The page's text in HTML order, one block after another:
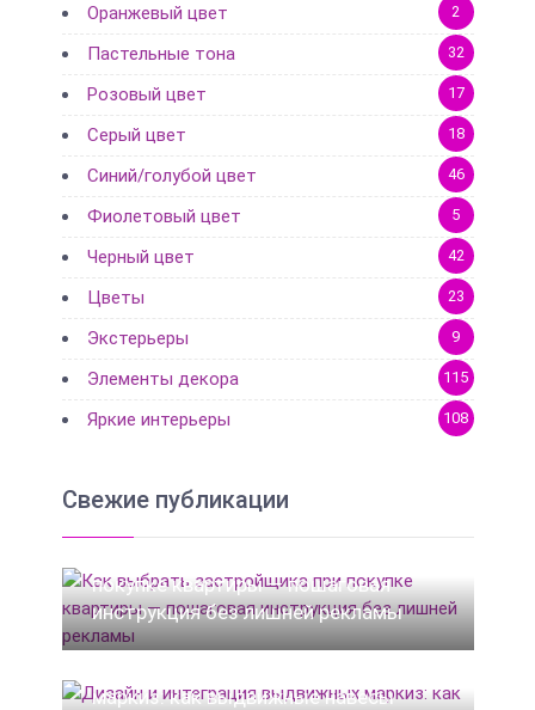
Оранжевый цвет 2
Пастельные тона 32
Розовый цвет 17
Серый цвет 18
Синий/голубой цвет 46
Фиолетовый цвет 5
Черный цвет 42
Цветы 23
Экстерьеры 9
Элементы декора 115
Яркие интерьеры 108
Свежие публикации
покупке квартиры — пошаговая
инструкция без лишней рекламы
маркиз: как выдвижные навесы